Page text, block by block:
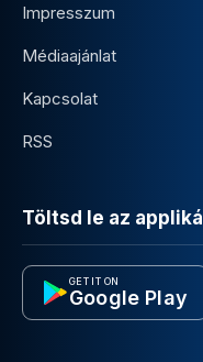
Impresszum
Médiaajánlat
Kapcsolat
RSS
Töltsd le az
GET IT ON
Google Play